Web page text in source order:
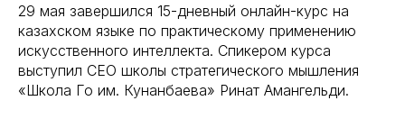
29 мая завершился 15-дневный онлайн-курс на
казахском языке по практическому применению
искусственного интеллекта. Спикером курса
выступил CEO школы стратегического мышления
«Школа Го им. Кунанбаева» Ринат Амангельди.